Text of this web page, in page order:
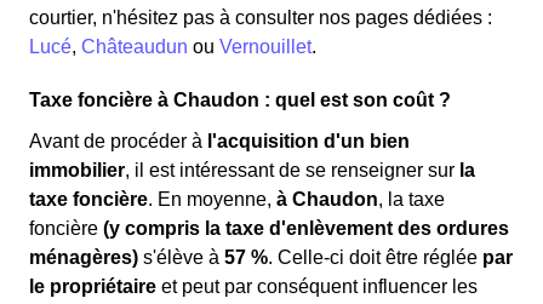
courtier, n'hésitez pas à consulter nos pages dédiées :
Lucé, Châteaudun ou Vernouillet.
Taxe foncière à Chaudon : quel est son coût ?
Avant de procéder à l'acquisition d'un bien
immobilier, il est intéressant de se renseigner sur la
taxe foncière. En moyenne, à Chaudon, la taxe
foncière (y compris la taxe d'enlèvement des ordures
ménagères) s'élève à 57 %. Celle-ci doit être réglée par
le propriétaire et peut par conséquent influencer les